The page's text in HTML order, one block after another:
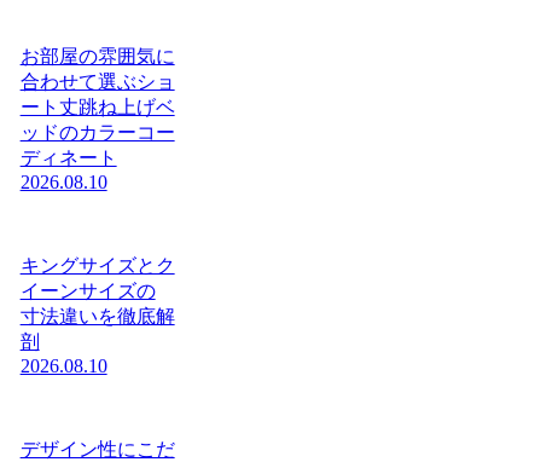
お部屋の雰囲気に
合わせて選ぶショ
ート丈跳ね上げベ
ッドのカラーコー
ディネート
2026.08.10
キングサイズとク
イーンサイズの
寸法違いを徹底解
剖
2026.08.10
デザイン性にこだ